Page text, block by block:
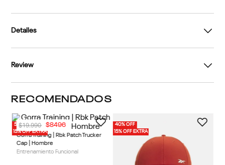
Detalles
Review
RECOMENDADOS
50% OFF
15% OFF EXTRA
8 Colores
Gorra Training | Rbk Patch Trucker
Cap | Hombre
$19.990 $8496
40% OFF
15% OFF EXTRA